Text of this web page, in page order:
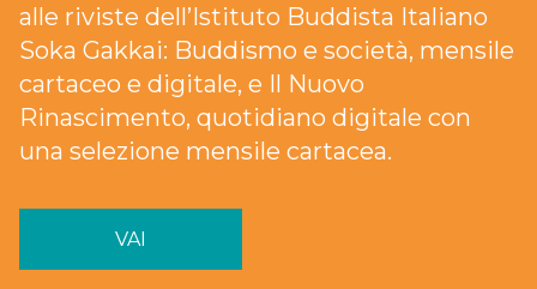
alle riviste dell’Istituto Buddista Italiano
Soka Gakkai: Buddismo e società, mensile
cartaceo e digitale, e Il Nuovo
Rinascimento, quotidiano digitale con
una selezione mensile cartacea.
VAI